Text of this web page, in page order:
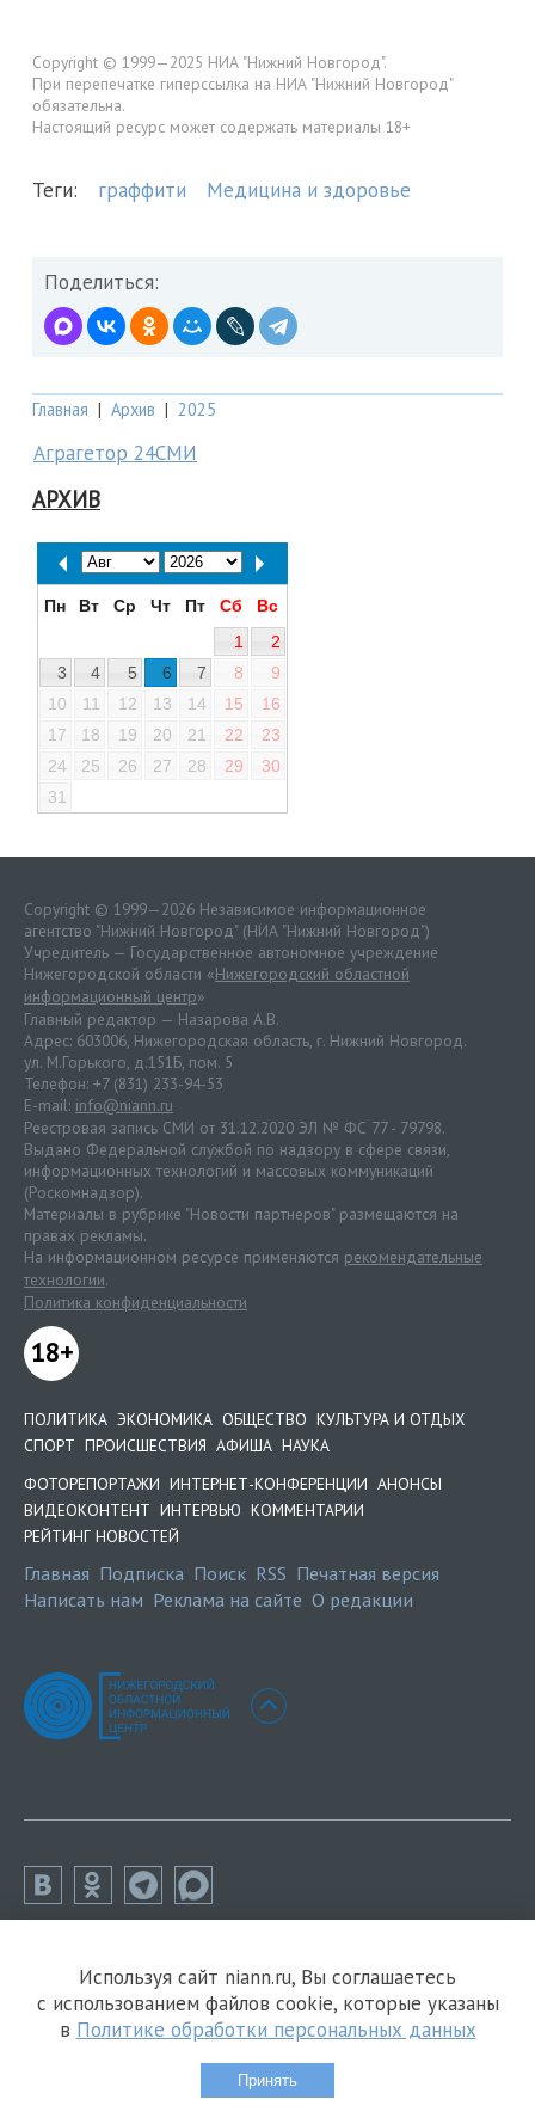
Copyright © 1999—2025 НИА "Нижний Новгород".
При перепечатке гиперссылка на НИА "Нижний Новгород"
обязательна.
Настоящий ресурс может содержать материалы 18+
Теги: граффити Медицина и здоровье
Поделиться:
Главная | Архив | 2025
Аграгетор 24СМИ
АРХИВ
Пн Вт Ср Чт Пт Сб
Вс
1
2
3
4 5 6 7 8
9
10
11 12 13 14 15
16
17
18 19 20 21 22
23
24
25 26 27 28 29
30
31
Copyright © 1999—2026 Независимое информационное
агентство "Нижний Новгород" (НИА "Нижний Новгород")
Учредитель — Государственное автономное учреждение
Нижегородской области «Нижегородский областной
информационный центр»
Главный редактор — Назарова А.В.
Адрес: 603006, Нижегородская область, г. Нижний Новгород.
ул. М.Горького, д.151Б, пом. 5
Телефон: +7 (831) 233-94-53
E-mail: info@niann.ru
Реестровая запись СМИ от 31.12.2020 ЭЛ № ФС 77 - 79798.
Выдано Федеральной службой по надзору в сфере связи,
информационных технологий и массовых коммуникаций
(Роскомнадзор).
Материалы в рубрике "Новости партнеров" размещаются на
правах рекламы.
На информационном ресурсе применяются рекомендательные
технологии.
Политика конфиденциальности
18+
ПОЛИТИКА ЭКОНОМИКА ОБЩЕСТВО КУЛЬТУРА И ОТДЫХ
СПОРТ ПРОИСШЕСТВИЯ АФИША НАУКА
ФОТОРЕПОРТАЖИ ИНТЕРНЕТ-КОНФЕРЕНЦИИ АНОНСЫ
ВИДЕОКОНТЕНТ ИНТЕРВЬЮ КОММЕНТАРИИ
РЕЙТИНГ НОВОСТЕЙ
Главная Подписка Поиск RSS Печатная версия
Написать нам Реклама на сайте О редакции
Используя сайт niann.ru, Вы соглашаетесь
с использованием файлов cookie, которые указаны
в Политике обработки персональных данных
Принять